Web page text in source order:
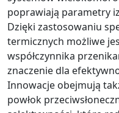
poprawiają parametry
Dzięki zastosowaniu
termicznych możliwe
współczynnika
znaczenie dla
Innowacje obejmują
powłok